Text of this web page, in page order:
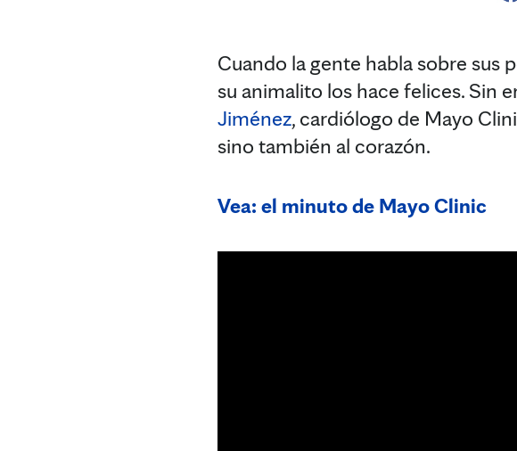
Cuando la gente habla sobre sus
su animalito los hace felices. Sin
Jiménez, cardiólogo de Mayo
sino también al corazón.
Vea: el minuto de Mayo Clinic